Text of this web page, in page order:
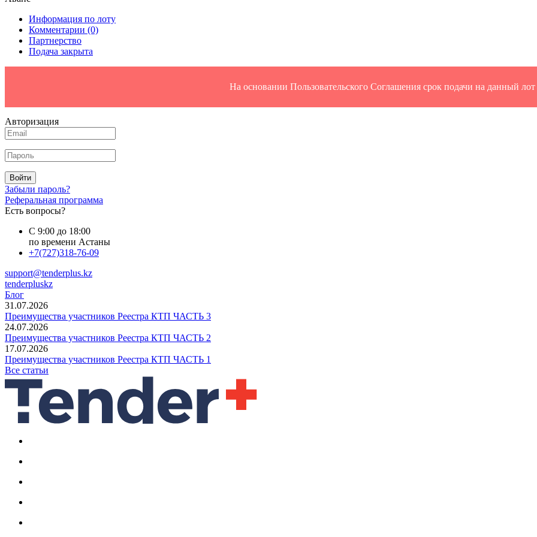
Информация по лоту
Комментарии (0)
Партнерство
Подача закрыта
На основании Пользовательского Соглашения срок подачи на данный лот
Авторизация
Войти
Забыли пароль?
Реферальная программа
Есть вопросы?
С 9:00 до 18:00
по времени Астаны
+7(727)318-76-09
support@tenderplus.kz
tenderpluskz
Блог
31.07.2026
Преимущества участников Реестра КТП ЧАСТЬ 3
24.07.2026
Преимущества участников Реестра КТП ЧАСТЬ 2
17.07.2026
Преимущества участников Реестра КТП ЧАСТЬ 1
Все статьи